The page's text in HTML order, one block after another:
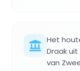
Het
Draak
van